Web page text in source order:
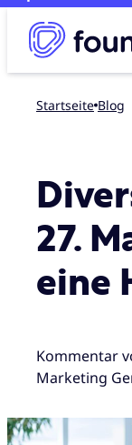
Startseite blog
27.
eine
Kommentar
Marketing